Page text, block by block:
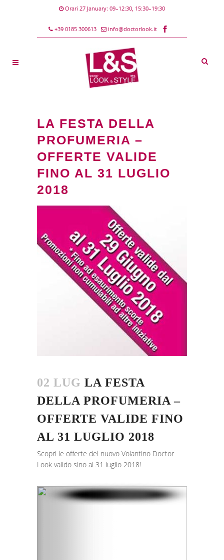
Orari 27 January: 09–12:30, 15:30–19:30
+39 0185 300613 info@doctorlook.it
LA FESTA DELLA
PROFUMERIA –
OFFERTE VALIDE
FINO AL 31 LUGLIO
2018
02 LUG LA FESTA
DELLA PROFUMERIA –
OFFERTE VALIDE FINO
AL 31 LUGLIO 2018
Scopri le offerte del nuovo Volantino Doctor
Look valido sino al 31 luglio 2018!